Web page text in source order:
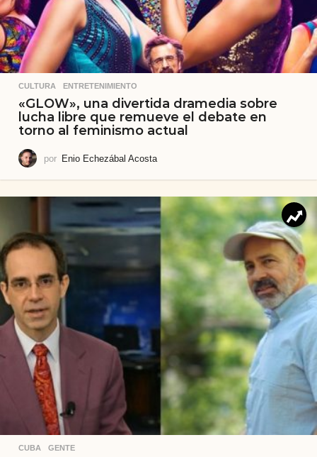
CULTURA ,ENTRETENIMIENTO
«GLOW», una divertida dramedia sobre
lucha libre que remueve el debate en
torno al feminismo actual
por Enio Echezábal Acosta
CUBA ,GENTE